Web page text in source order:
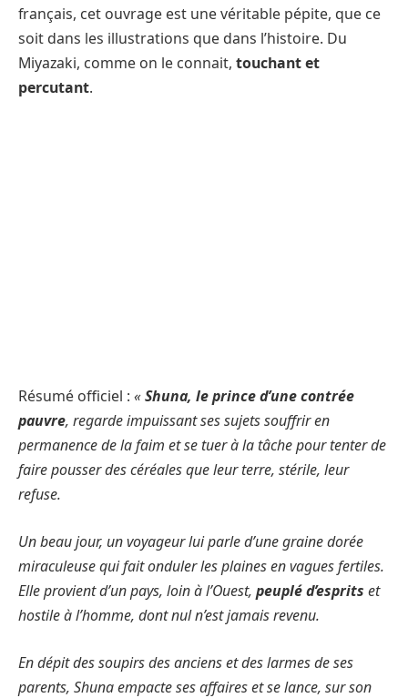
français, cet ouvrage est une véritable pépite, que ce
soit dans les illustrations que dans l’histoire. Du
Miyazaki, comme on le connait, touchant et
percutant.
Résumé officiel : «Shuna, le prince d’une contrée
pauvre, regarde impuissant ses sujets souffrir en
permanence de la faim et se tuer à la tâche pour tenter de
faire pousser des céréales que leur terre, stérile, leur
refuse.
Un beau jour, un voyageur lui parle d’une graine dorée
miraculeuse qui fait onduler les plaines en vagues fertiles.
Elle provient d’un pays, loin à l’Ouest, peuplé d’esprits et
hostile à l’homme, dont nul n’est jamais revenu.
En dépit des soupirs des anciens et des larmes de ses
parents, Shuna empacte ses affaires et se lance, sur son